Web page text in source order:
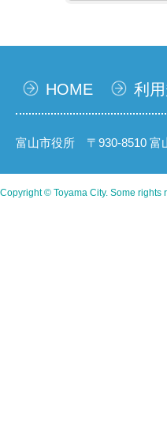
HOME 利
富山市役所 〒930-8510 富
Copyright © Toyama City. Some rights